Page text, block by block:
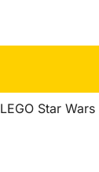
LEGO Star Wars